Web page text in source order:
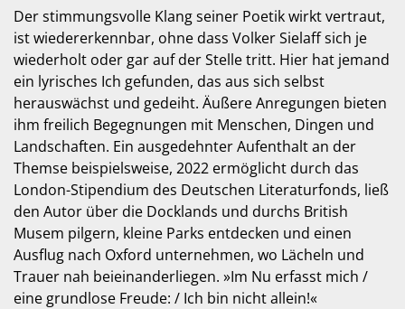
Der stimmungsvolle Klang seiner Poetik wirkt vertraut,
ist wiedererkennbar, ohne dass Volker Sielaff sich je
wiederholt oder gar auf der Stelle tritt. Hier hat jemand
ein lyrisches Ich gefunden, das aus sich selbst
herauswächst und gedeiht. Äußere Anregungen bieten
ihm freilich Begegnungen mit Menschen, Dingen und
Landschaften. Ein ausgedehnter Aufenthalt an der
Themse beispielsweise, 2022 ermöglicht durch das
London-Stipendium des Deutschen Literaturfonds, ließ
den Autor über die Docklands und durchs British
Musem pilgern, kleine Parks entdecken und einen
Ausflug nach Oxford unternehmen, wo Lächeln und
Trauer nah beieinanderliegen. »Im Nu erfasst mich /
eine grundlose Freude: / Ich bin nicht allein!«